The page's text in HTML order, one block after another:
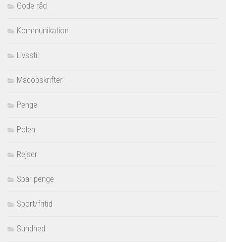
Gode råd
Kommunikation
Livsstil
Madopskrifter
Penge
Polen
Rejser
Spar penge
Sport/fritid
Sundhed